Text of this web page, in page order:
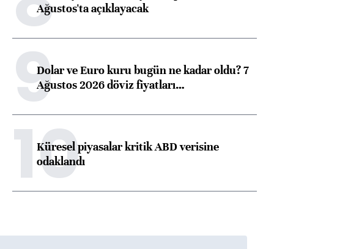
Ağustos'ta açıklayacak
9Dolar ve Euro kuru bugün ne kadar oldu? 7
Ağustos 2026 döviz fiyatları…
10
Küresel piyasalar kritik ABD verisine
odaklandı